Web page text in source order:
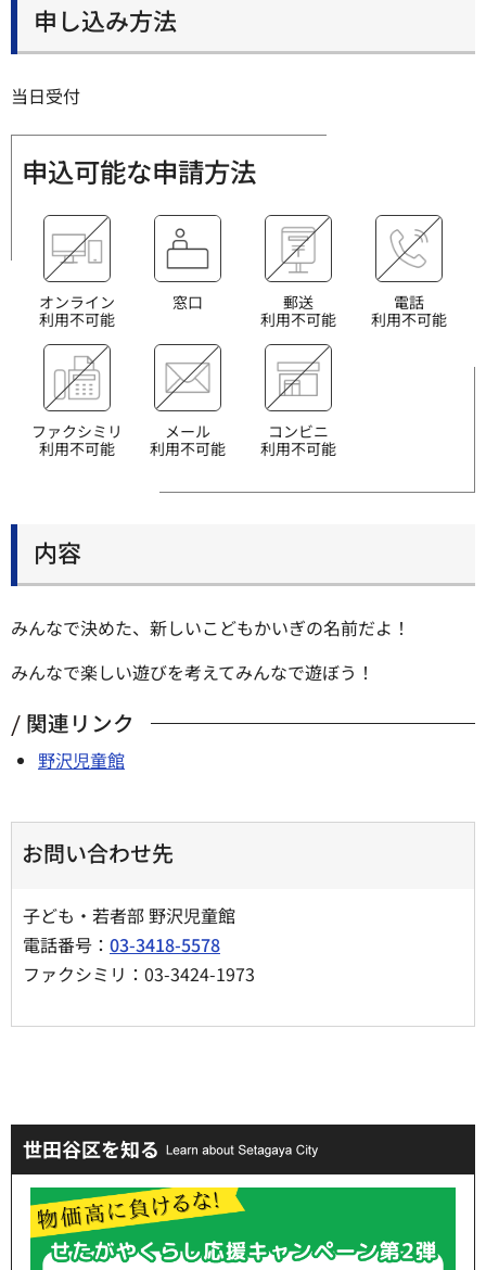
申し込み方法
当日受付
申込可能な申請方法
オンライン
利用不可能
窓口
郵送
利用不可能
電話
利用不可能
ファクシミリ
利用不可能
メール
利用不可能
コンビニ
利用不可能
内容
みんなで決めた、新しいこどもかいぎの名前だよ！
みんなで楽しい遊びを考えてみんなで遊ぼう！
関連リンク
野沢児童館
お問い合わせ先
子ども・若者部 野沢児童館
電話番号： 03-3418-5578
ファクシミリ：03-3424-1973
世田谷区を知る